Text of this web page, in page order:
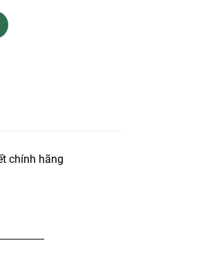
chính hãng